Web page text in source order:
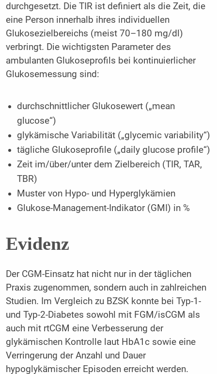
durchgesetzt. Die TIR ist definiert als die Zeit, die
eine Person innerhalb ihres individuellen
Glukosezielbereichs (meist 70–180 mg/dl)
verbringt. Die wichtigsten Parameter des
ambulanten Glukoseprofils bei kontinuierlicher
Glukosemessung sind:
durchschnittlicher Glukosewert („mean
glucose“)
glykämische Variabilität („glycemic variability“)
tägliche Glukoseprofile („daily glucose profile“)
Zeit im/über/unter dem Zielbereich (TIR, TAR,
TBR)
Muster von Hypo- und Hyperglykämien
Glukose-Management-Indikator (GMI) in %
Evidenz
Der CGM-Einsatz hat nicht nur in der täglichen
Praxis zugenommen, sondern auch in zahlreichen
Studien. Im Vergleich zu BZSK konnte bei Typ-1-
und Typ-2-Diabetes sowohl mit FGM/isCGM als
auch mit rtCGM eine Verbesserung der
glykämischen Kontrolle laut HbA1c sowie eine
Verringerung der Anzahl und Dauer
hypoglykämischer Episoden erreicht werden.